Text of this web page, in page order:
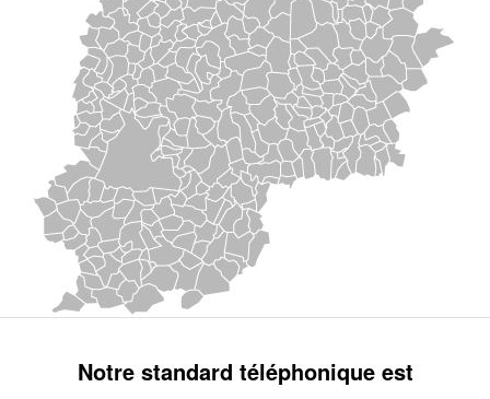
Notre standard téléphonique est